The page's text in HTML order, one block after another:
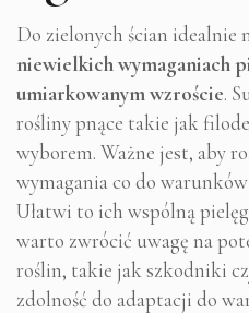
Do zielonych ścian idealnie
niewielkich wymaganiach
umiarkowanym wzroście.
rośliny pnące takie jak
wyborem. Ważne jest, aby
wymagania co do
Ułatwi to ich wspólną
warto zwrócić uwagę na
roślin, takie jak szkodniki
zdolność do adaptacji do